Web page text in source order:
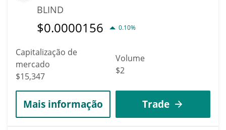
BLIND
$0.0000156 0.10%
Capitalização de
mercado
$15,347
Volume
$2
Mais informação Trade